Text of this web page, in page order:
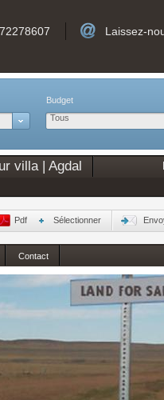
Laissez-
Budget
Tous
villa | Agdal
Pdf Sélectionner
Contact